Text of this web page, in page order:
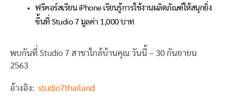
ฟรีคอร์สเรียน iPhone เรียนรู้การใช้งานผลิตภัณฑ์ให้สนุกยิ่ง
ขึ้นที่ Studio 7 มูลค่า 1,000 บาท
พบกันที่ Studio 7 สาขาใกล้บ้านคุณ วันนี้ – 30 กันยายน
2563
อ้างอิง: studio7thailand